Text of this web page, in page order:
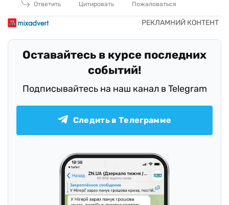
Ответить
Цитировать Пожаловаться
Оставайтесь в курсе последних
событий!
Подписывайтесь на наш канал в Telegram
Следить в Телеграмме